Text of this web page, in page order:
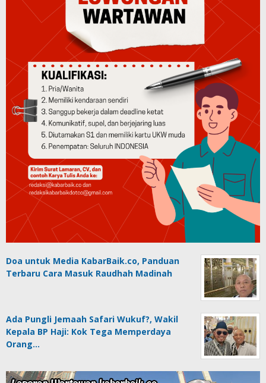
Doa untuk Media KabarBaik.co, Panduan
Terbaru Cara Masuk Raudhah Madinah
Ada Pungli Jemaah Safari Wukuf?, Wakil
Kepala BP Haji: Kok Tega Memperdaya
Orang…